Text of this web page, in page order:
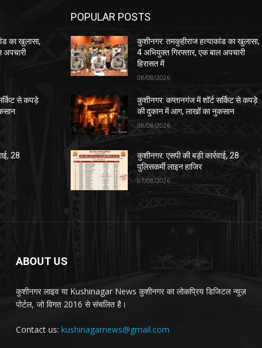
का खुलासा,
अपचारी
से कपड़े
28
POPULAR POSTS
कुशीनगर: तमकुहीराज हत्याकांड का खुलासा,
4 अभियुक्त गिरफ्तार, एक बाल अपचारी
हिरासत में
08/08/2026
कुशीनगर: कप्तानगंज में शॉर्ट सर्किट से कपड़े
की दुकान में आग, लाखों का नुकसान
08/08/2026
कुशीनगर: एसपी की बड़ी कार्रवाई, 28
पुलिसकर्मी लाइन हाजिर
07/08/2026
ABOUT US
कुशीनगर लाइव या Kushinagar News कुशीनगर का लोकप्रिय डिजिटल न्यूज़
पोर्टल, जो विगत 2016 से संचलित है।
Contact us: kushinagarnews@gmail.com